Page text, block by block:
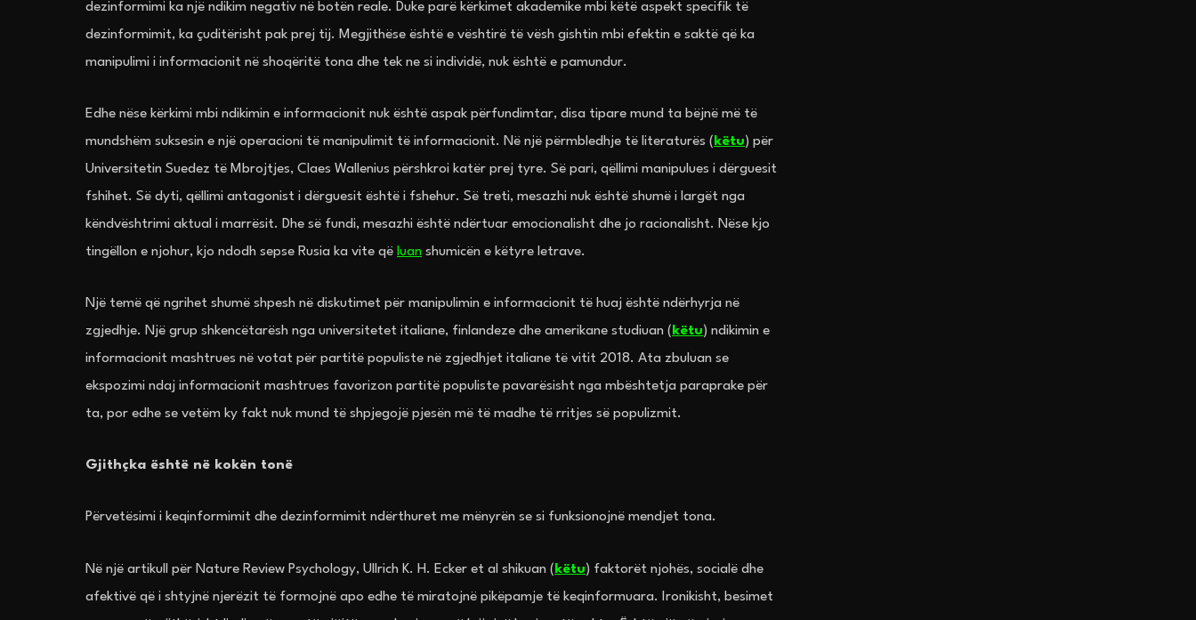
dezinformimi ka një ndikim negativ në botën reale. Duke parë kërkimet akademike mbi këtë aspekt specifik të
dezinformimit, ka çuditërisht pak prej tij. Megjithëse është e vështirë të vësh gishtin mbi efektin e saktë që ka
manipulimi i informacionit në shoqëritë tona dhe tek ne si individë, nuk është e pamundur.
Edhe nëse kërkimi mbi ndikimin e informacionit nuk është aspak përfundimtar, disa tipare mund ta bëjnë më të
mundshëm suksesin e një operacioni të manipulimit të informacionit. Në një përmbledhje të literaturës ( këtu) për
Universitetin Suedez të Mbrojtjes, Claes Wallenius përshkroi katër prej tyre. Së pari, qëllimi manipulues i dërguesit
fshihet. Së dyti, qëllimi antagonist i dërguesit është i fshehur. Së treti, mesazhi nuk është shumë i largët nga
këndvështrimi aktual i marrësit. Dhe së fundi, mesazhi është ndërtuar emocionalisht dhe jo racionalisht. Nëse kjo
tingëllon e njohur, kjo ndodh sepse Rusia ka vite që luan shumicën e këtyre letrave.
Një temë që ngrihet shumë shpesh në diskutimet për manipulimin e informacionit të huaj është ndërhyrja në
zgjedhje. Një grup shkencëtarësh nga universitetet italiane, finlandeze dhe amerikane studiuan ( këtu) ndikimin e
informacionit mashtrues në votat për partitë populiste në zgjedhjet italiane të vitit 2018. Ata zbuluan se
ekspozimi ndaj informacionit mashtrues favorizon partitë populiste pavarësisht nga mbështetja paraprake për
ta, por edhe se vetëm ky fakt nuk mund të shpjegojë pjesën më të madhe të rritjes së populizmit.
Gjithçka është në kokën tonë
Përvetësimi i keqinformimit dhe dezinformimit ndërthuret me mënyrën se si funksionojnë mendjet tona.
Në një artikull për Nature Review Psychology, Ullrich K. H. Ecker et al shikuan ( këtu) faktorët njohës, socialë dhe
afektivë që i shtyjnë njerëzit të formojnë apo edhe të miratojnë pikëpamje të keqinformuara. Ironikisht, besimet